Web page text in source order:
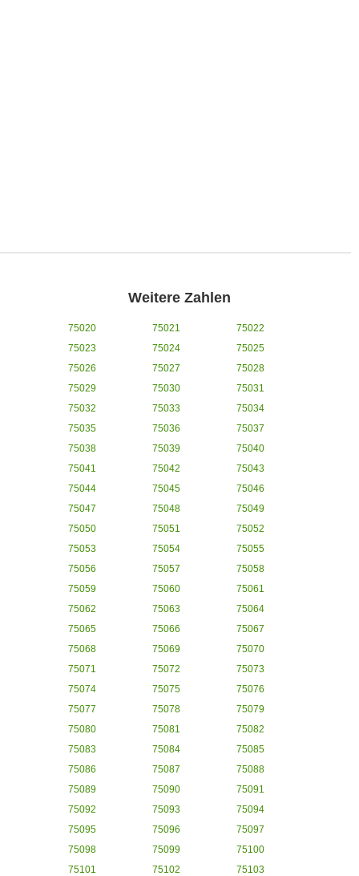
Weitere Zahlen
75020 75021
75022
75023
75024
75025
75026
75027
75028
75029
75030
75031
75032
75033
75034
75035
75036
75037
75038
75039
75040
75041
75042
75043
75044
75045
75046
75047
75048
75049
75050
75051
75052
75053
75054
75055
75056
75057
75058
75059
75060
75061
75062
75063
75064
75065
75066
75067
75068
75069
75070
75071
75072
75073
75074
75075
75076
75077
75078
75079
75080
75081
75082
75083
75084
75085
75086
75087
75088
75089
75090
75091
75092
75093
75094
75095
75096
75097
75098
75099
75100
75101
75102 75103